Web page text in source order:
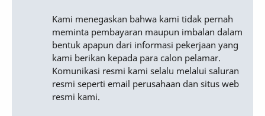
Kami menegaskan bahwa kami tidak pernah
meminta pembayaran maupun imbalan dalam
bentuk apapun dari informasi pekerjaan yang
kami berikan kepada para calon pelamar.
Komunikasi resmi kami selalu melalui saluran
resmi seperti email perusahaan dan situs web
resmi kami.